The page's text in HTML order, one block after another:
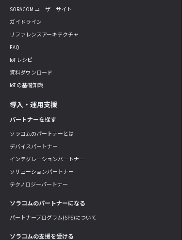
SORACOM ユーザーサイト
ガイドライン
リファレンスアーキテクチャ
FAQ
IoT レシピ
資料ダウンロード
IoT の基礎知識
導入・運用支援
パートナーを探す
ソラコムのパートナーとは
デバイスパートナー
インテグレーションパートナー
ソリューションパートナー
テクノロジーパートナー
ソラコムのパートナーになる
パートナープログラム(SPS)について
ソラコムの支援を受ける